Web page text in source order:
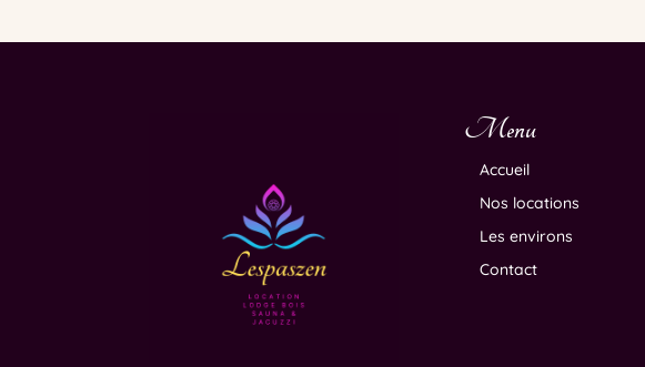
Menu
Accueil
Nos locations
Les environs
Contact